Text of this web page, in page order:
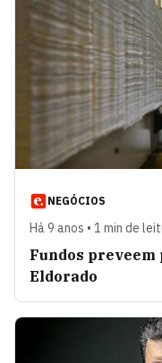
NEGÓCIOS
Há 9 anos • 1 min de
Fundos preveem
Eldorado